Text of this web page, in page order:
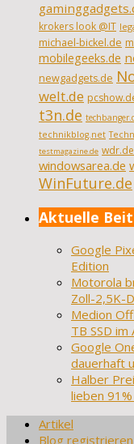
krokers look @IT
michael-bickel.de
mobilegeeks.de
newgadgets.de
welt.de
t3n.de
technikblog.net
testmagazine.de
windowsarea.de
WinFuture.de
Aktuelle
Google
Edition
Motorola
Zoll-2,5K-
Medion
TB SSD
Google
dauerhaft
Halber
lieben
Artikel
Blog registrieren